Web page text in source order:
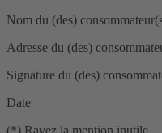
Nom du (des)
Adresse du (des)
Signature du (des)
Date
(*) Rayez la mention inutile.